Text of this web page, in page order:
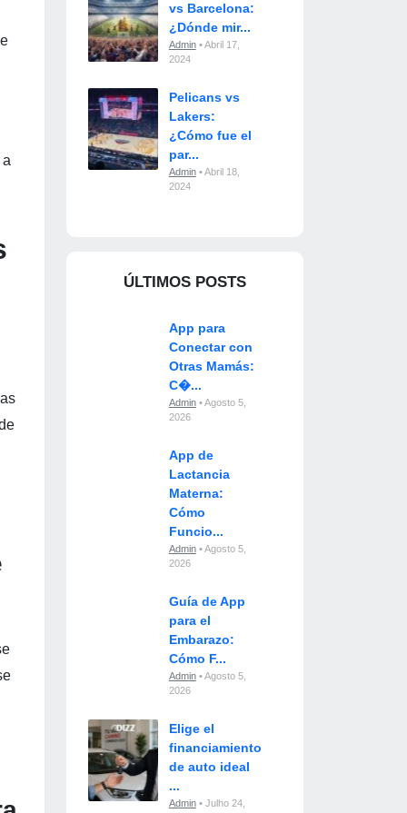
vs Barcelona:
¿Dónde mir...
Admin• Abril 17,
2024
Pelicans vs
Lakers:
¿Cómo fue el
par...
Admin• Abril 18,
2024
ÚLTIMOS POSTS
App para
Conectar con
Otras Mamás:
C�...
Admin• Agosto 5,
2026
App de
Lactancia
Materna:
Cómo
Funcio...
Admin• Agosto 5,
2026
Guía de App
para el
Embarazo:
Cómo F...
Admin• Agosto 5,
2026
Elige el
financiamiento
de auto ideal
...
Admin• Julho 24,